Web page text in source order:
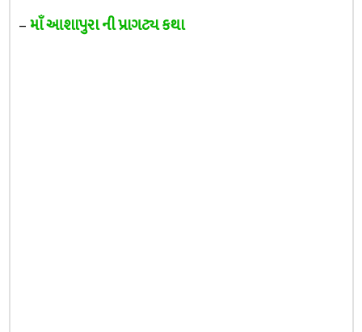
–માઁ આશાપુરા ની પ્રાગટ્ય કથા